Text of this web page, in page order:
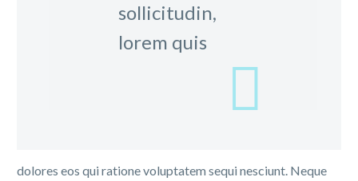
sollicitudin,
lorem quis
dolores eos qui ratione voluptatem sequi nesciunt. Neque